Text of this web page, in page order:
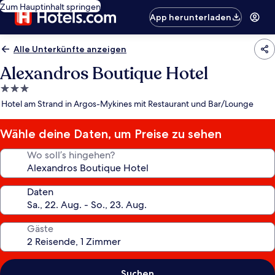
Zum Hauptinhalt springen
App herunterladen
Alle Unterkünfte anzeigen
Alexandros Boutique Hotel
3.0-
Sterne-
Hotel am Strand in Argos-Mykines mit Restaurant und Bar/Lounge
Wähle deine Daten, um Preise zu sehen
Wo soll’s hingehen?
Daten
Gäste